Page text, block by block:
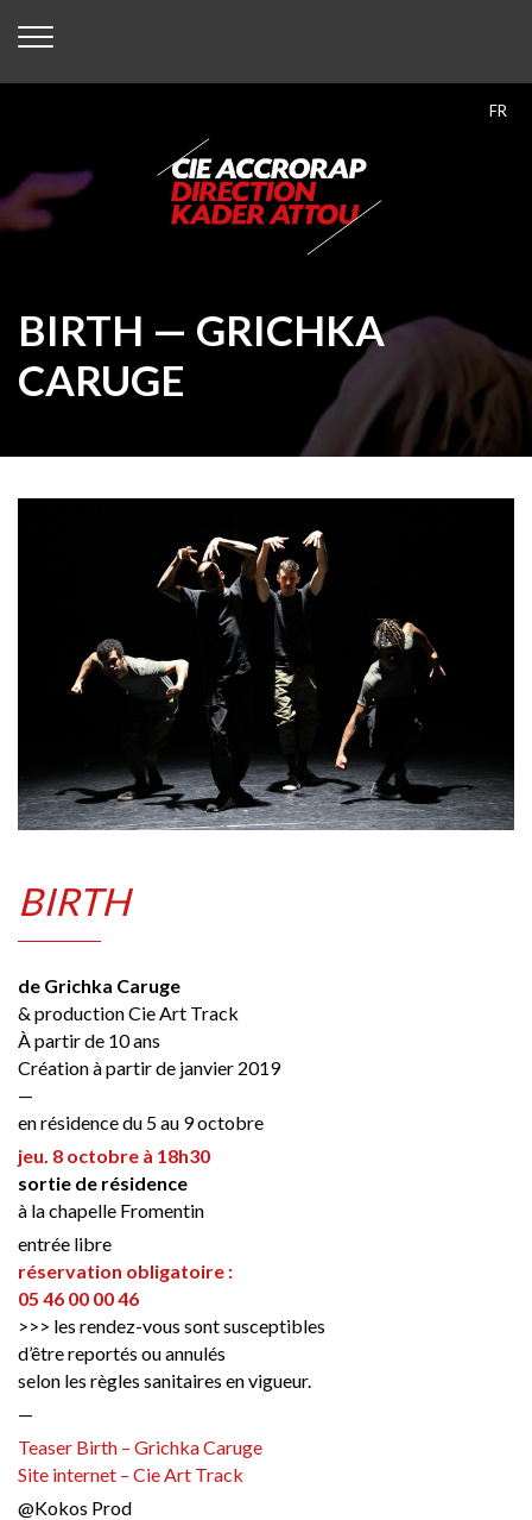
FR
BIRTH — GRICHKA
CARUGE
BIRTH
de Grichka Caruge
& production Cie Art Track
À partir de 10 ans
Création à partir de janvier 2019
—
en résidence du 5 au 9 octobre
jeu. 8 octobre à 18h30
sortie de résidence
à la chapelle Fromentin
entrée libre
réservation obligatoire :
05 46 00 00 46
>>> les rendez-vous sont susceptibles
d’être reportés ou annulés
selon les règles sanitaires en vigueur.
—
Teaser Birth – Grichka Caruge
Site internet – Cie Art Track
@Kokos Prod